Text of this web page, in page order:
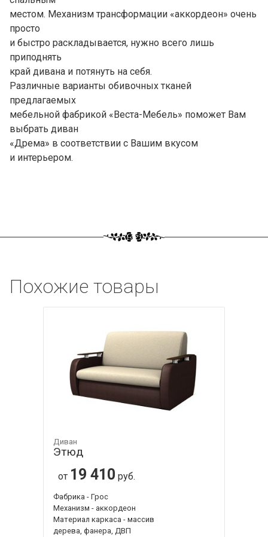
местом. Механизм трансформации «аккордеон» очень
просто
и быстро раскладывается, нужно всего лишь
приподнять
край дивана и потянуть на себя.
Различные варианты обивочных тканей
предлагаемых
мебельной фабрикой «Веста-Мебель» поможет Вам
выбрать диван
«Дрема» в соответствии с Вашим вкусом
и интерьером.
Похожие товары
Диван
Этюд
от 19 410 руб.
Фабрика - Грос
Механизм - аккордеон
Материал каркаса - массив
дерева, фанера, ДВП